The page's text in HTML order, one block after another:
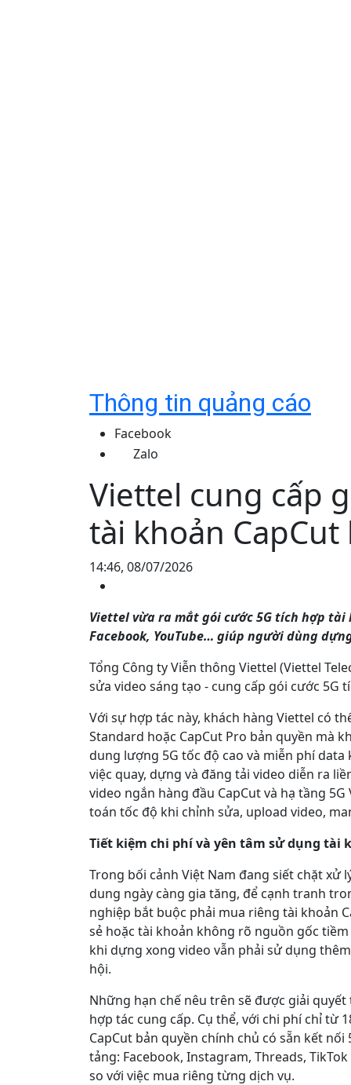
Thông tin quảng cáo
Facebook
Zalo
Viettel cung cấp
tài khoản
14:46, 08/07/2026
Viettel vừa ra mắt gói cước 5G tích hợp tài
Facebook, YouTube… giúp người dùng
Tổng Công ty Viễn thông Viettel (Viettel
sửa video sáng tạo - cung cấp gói cước 5G
Với sự hợp tác này, khách hàng Viettel có
Standard hoặc CapCut Pro bản quyền mà
dung lượng 5G tốc độ cao và miễn phí
việc quay, dựng và đăng tải video diễn ra
video ngắn hàng đầu CapCut và hạ tầng
toán tốc độ khi chỉnh sửa, upload video,
Tiết kiệm chi phí và yên tâm sử dụng tài
Trong bối cảnh Việt Nam đang siết chặt xử
dung ngày càng gia tăng, để cạnh tranh
nghiệp bắt buộc phải mua riêng tài khoản
sẻ hoặc tài khoản không rõ nguồn gốc
khi dựng xong video vẫn phải sử dụng
hội.
Những hạn chế nêu trên sẽ được giải
hợp tác cung cấp. Cụ thể, với chi phí chỉ từ
CapCut bản quyền chính chủ có sẵn kết
tảng: Facebook, Instagram, Threads,
so với việc mua riêng từng dịch vụ.